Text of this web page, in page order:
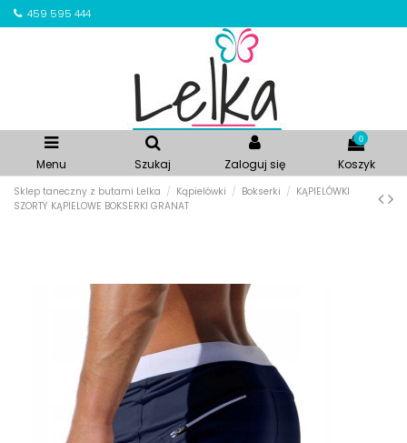
459 595 444
Menu Szukaj Zaloguj się
0
Koszyk
Sklep taneczny z butami Lelka Kąpielówki Bokserki
KĄPIELÓWKI
SZORTY KĄPIELOWE BOKSERKI GRANAT